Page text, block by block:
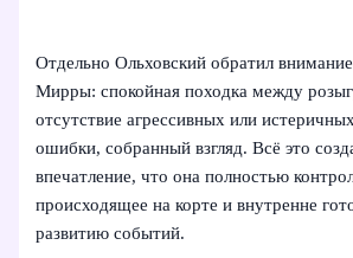
Отдельно Ольховский обратил
Мирры: спокойная походка между
отсутствие агрессивных или
ошибки, собранный взгляд. Всё это
впечатление, что она полностью
происходящее на корте и внутренне
развитию событий.